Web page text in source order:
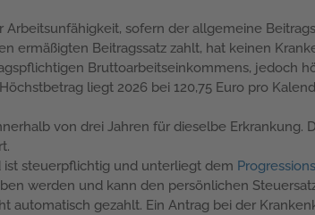
Arbeitsunfähigkeit, sofern der allgemeine
ermäßigten Beitragssatz zahlt, hat keinen
Bruttoarbeitseinkommens, jedoch
liegt 2026 bei 120,75 Euro pro
von drei Jahren für dieselbe Erkrankung.
ist steuerpflichtig und unterliegt dem
werden und kann den persönlichen
automatisch gezahlt. Ein Antrag bei der